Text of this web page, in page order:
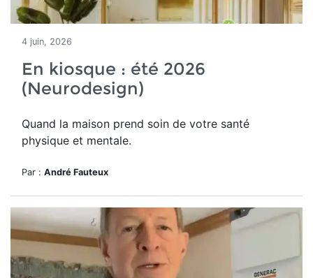
4 juin, 2026
En kiosque : été 2026
(Neurodesign)
Quand la maison prend soin de votre santé
physique et mentale.
Par : André Fauteux